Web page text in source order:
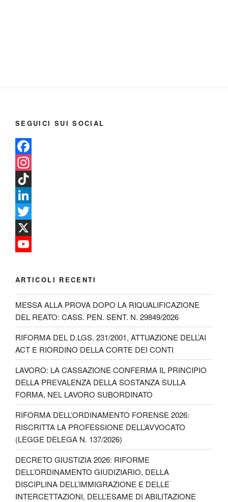
SEGUICI SUI SOCIAL
F
a
c
e
b
o
k
n
s
a
r
a
m
T
k
T
k
L
n
e
d
I
n
T
w
t
t
e
r
X
o
u
T
u
b
e
C
h
a
n
n
e
l
ARTICOLI RECENTI
MESSA ALLA PROVA DOPO LA RIQUALIFICAZIONE
DEL REATO: CASS. PEN. SENT. N. 29849/2026
RIFORMA DEL D.LGS. 231/2001, ATTUAZIONE DELL’AI
ACT E RIORDINO DELLA CORTE DEI CONTI
LAVORO: LA CASSAZIONE CONFERMA IL PRINCIPIO
DELLA PREVALENZA DELLA SOSTANZA SULLA
FORMA, NEL LAVORO SUBORDINATO
RIFORMA DELL’ORDINAMENTO FORENSE 2026:
RISCRITTA LA PROFESSIONE DELL’AVVOCATO
(LEGGE DELEGA N. 137/2026)
DECRETO GIUSTIZIA 2026: RIFORME
DELL’ORDINAMENTO GIUDIZIARIO, DELLA
DISCIPLINA DELL’IMMIGRAZIONE E DELLE
INTERCETTAZIONI, DELL’ESAME DI ABILITAZIONE